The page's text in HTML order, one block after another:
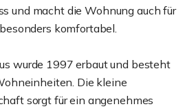
und macht die Wohnung auch für
komfortabel.
wurde 1997 erbaut und besteht
Die kleine
sorgt für ein angenehmes